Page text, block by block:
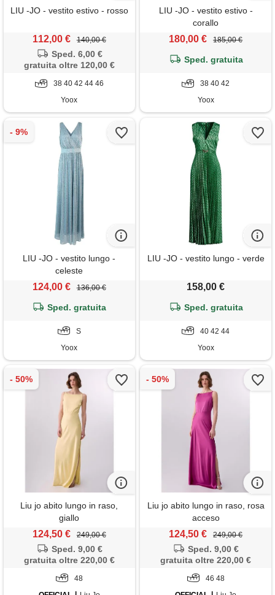
LIU -JO - vestito estivo - rosso
112,00 € 140,00 €
Sped. 6,00 €
gratuita oltre 120,00 €
38 40 42 44 46
Yoox
LIU -JO - vestito estivo -
corallo
180,00 € 185,00 €
Sped. gratuita
38 40 42
Yoox
LIU -JO - vestito lungo -
celeste
124,00 € 136,00 €
Sped. gratuita
S
Yoox
LIU -JO - vestito lungo - verde
158,00 €
Sped. gratuita
40 42 44
Yoox
Liu jo abito lungo in raso,
giallo
124,50 € 249,00 €
Sped. 9,00 €
gratuita oltre 220,00 €
48
Liu jo abito lungo in raso, rosa
acceso
124,50 € 249,00 €
Sped. 9,00 €
gratuita oltre 220,00 €
46 48